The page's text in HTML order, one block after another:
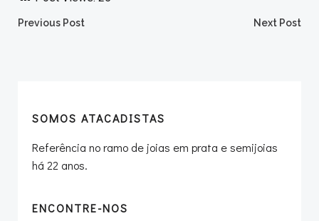
Post
Previous Post Next Post
SOMOS ATACADISTAS
Referência no ramo de joias em prata e semijoias
há 22 anos.
ENCONTRE-NOS